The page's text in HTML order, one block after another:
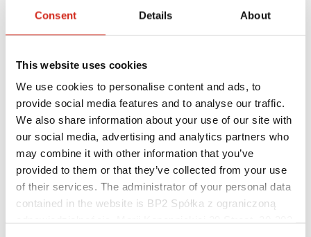
Consent Details About
This website uses cookies
We use cookies to personalise content and ads, to
provide social media features and to analyse our traffic.
We also share information about your use of our site with
our social media, advertising and analytics partners who
may combine it with other information that you’ve
provided to them or that they’ve collected from your use
of their services. The administrator of your personal data
contained in the website is BP2 Spółka z ograniczoną
Pomocne linki